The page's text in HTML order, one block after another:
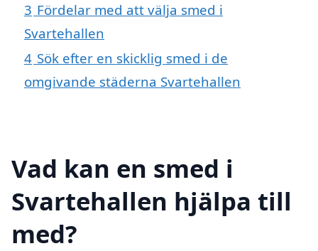
3 Fördelar med att välja smed i
Svartehallen
4 Sök efter en skicklig smed i de
omgivande städerna Svartehallen
Vad kan en smed i
Svartehallen hjälpa till
med?